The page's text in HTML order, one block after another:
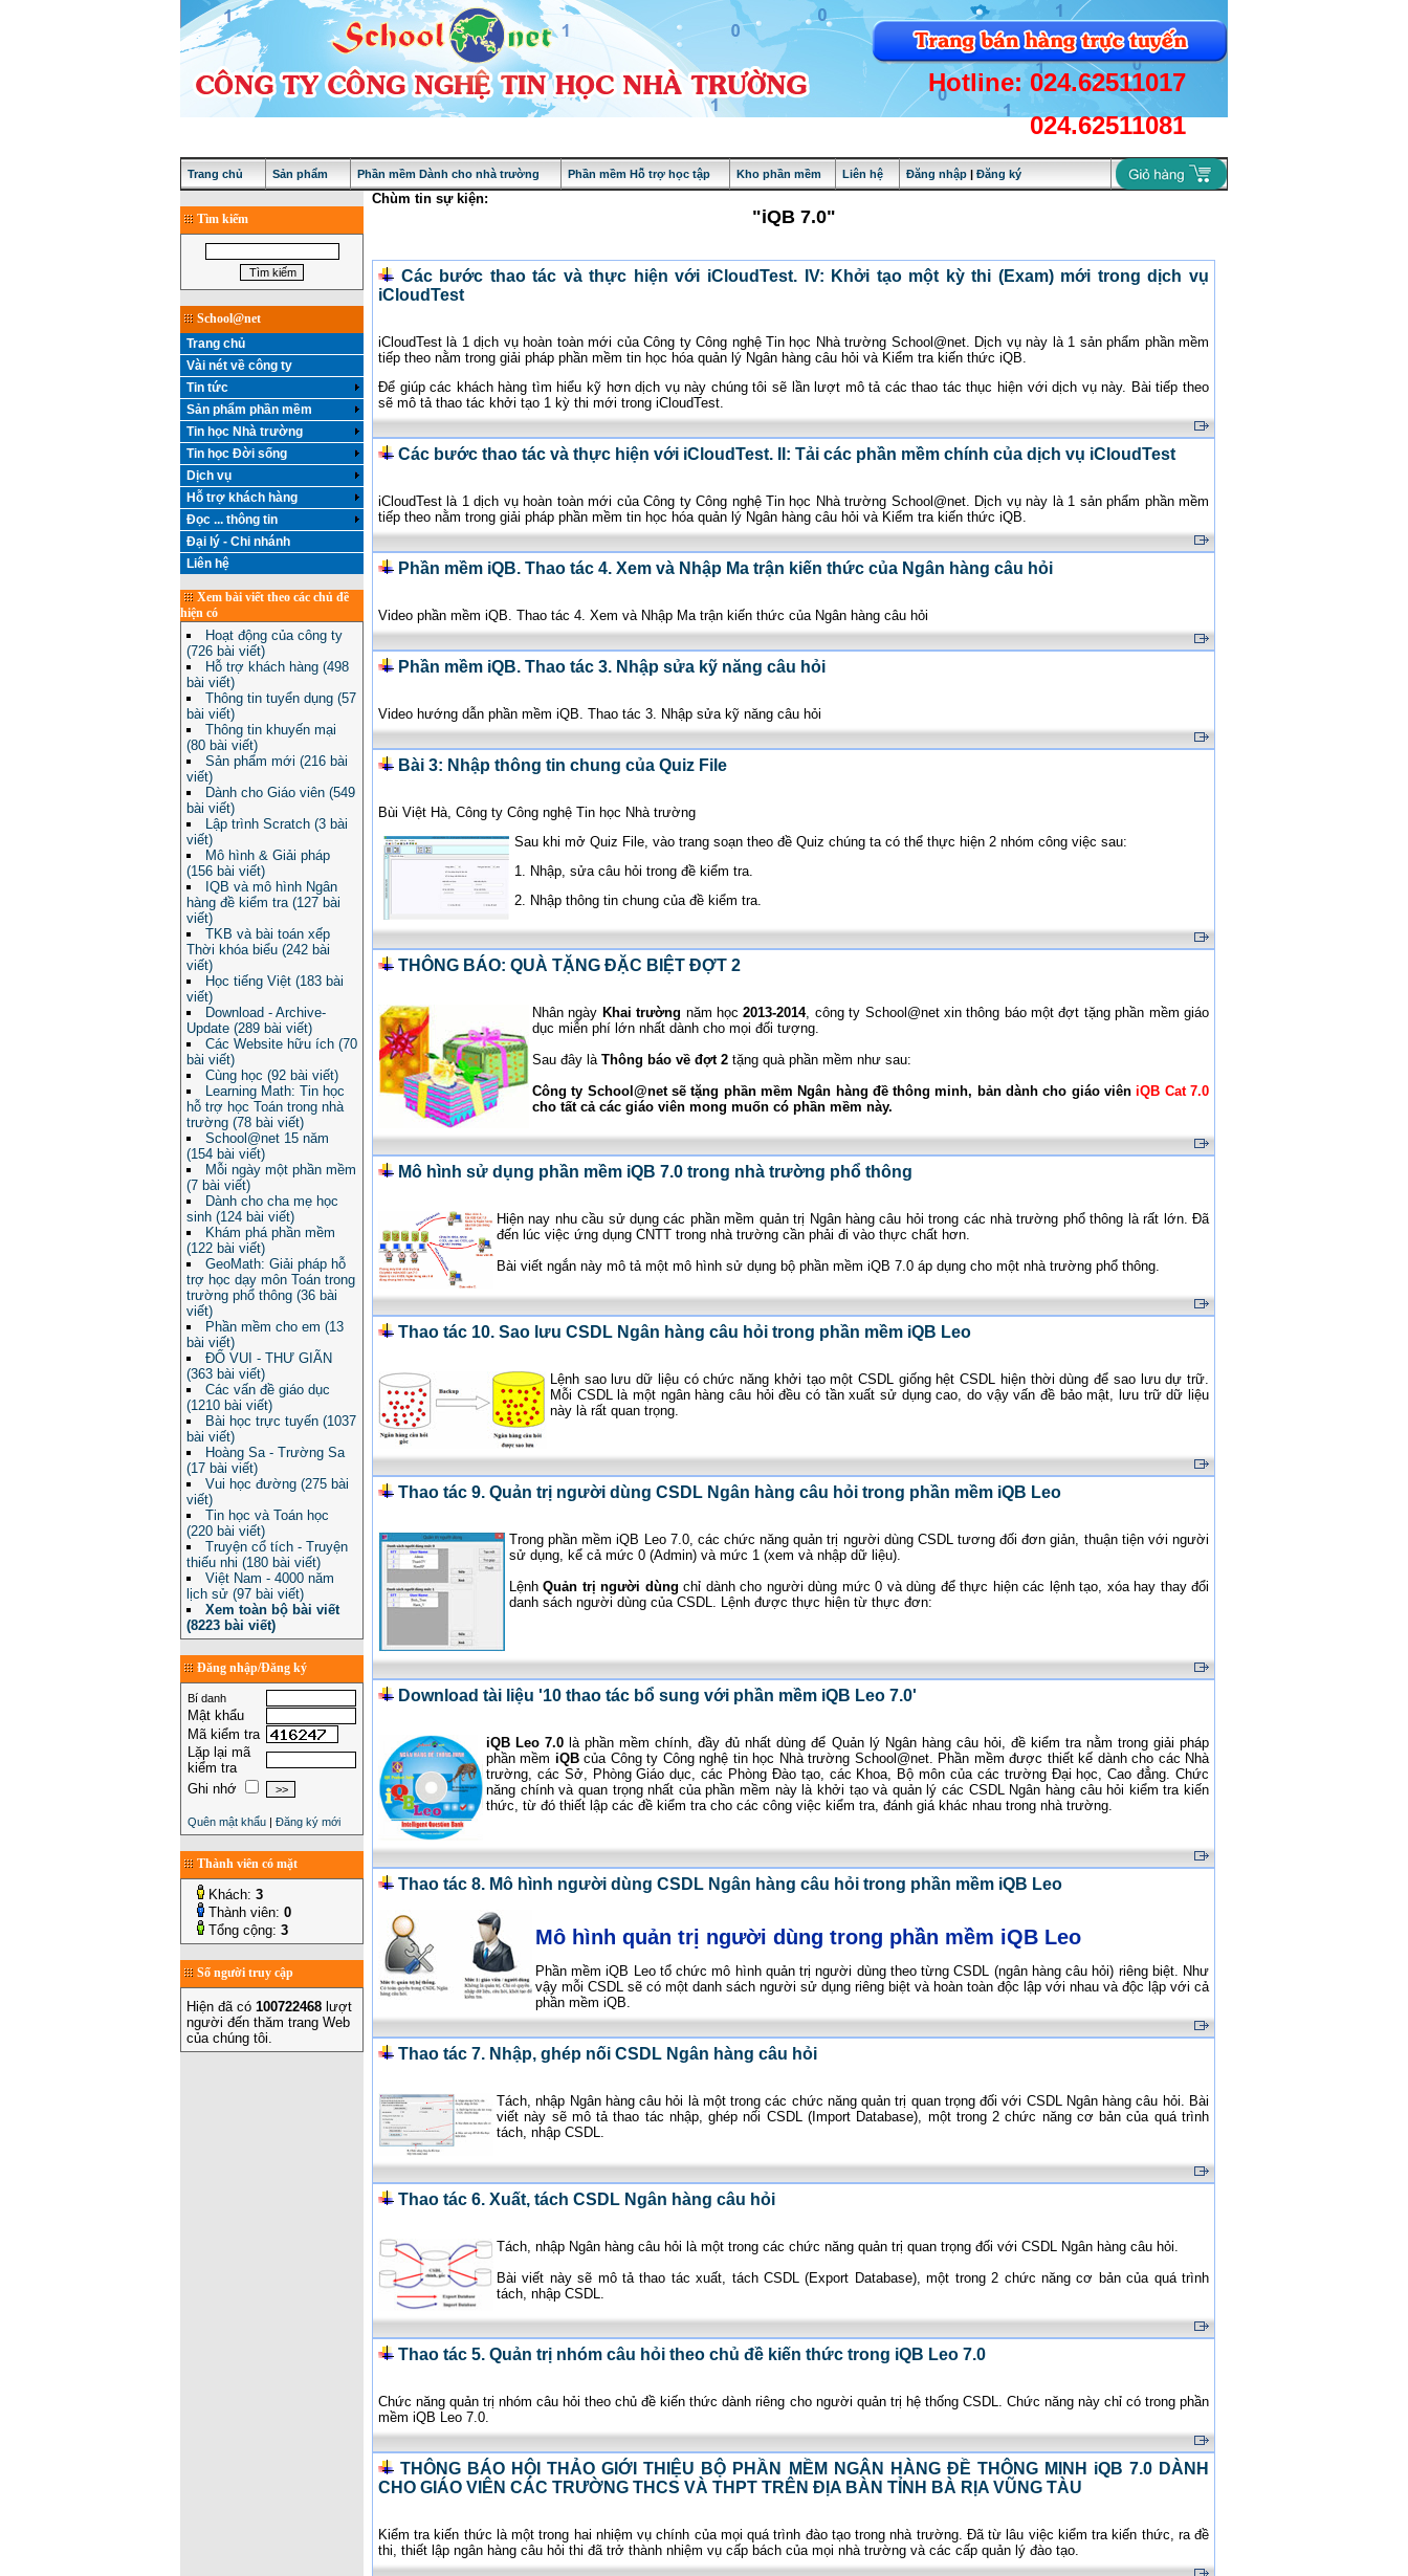
Hotline: 024.62511017
024.62511081
Trang chủ Sản phẩm Phần mềm Dành cho nhà trường Phần mềm Hỗ trợ học tập Kho phần mềm Liên hệ Đăng nhập | Đăng ký
Tìm kiếm
School@net
Trang chủ
Vài nét về công ty
Tin tức
Sản phẩm phần mềm
Tin học Nhà trường
Tin học Đời sống
Dịch vụ
Hỗ trợ khách hàng
Đọc ... thông tin
Đại lý - Chi nhánh
Liên hệ
Xem bài viết theo các chủ đề
hiện có
Hoạt động của công ty
(726 bài viết)
Hỗ trợ khách hàng (498
bài viết)
Thông tin tuyển dụng (57
bài viết)
Thông tin khuyến mại
(80 bài viết)
Sản phẩm mới (216 bài
viết)
Dành cho Giáo viên (549
bài viết)
Lập trình Scratch (3 bài
viết)
Mô hình & Giải pháp
(156 bài viết)
IQB và mô hình Ngân
hàng đề kiểm tra (127 bài
viết)
TKB và bài toán xếp
Thời khóa biểu (242 bài
viết)
Học tiếng Việt (183 bài
viết)
Download - Archive-
Update (289 bài viết)
Các Website hữu ích (70
bài viết)
Cùng học (92 bài viết)
Learning Math: Tin học
hỗ trợ học Toán trong nhà
trường (78 bài viết)
School@net 15 năm
(154 bài viết)
Mỗi ngày một phần mềm
(7 bài viết)
Dành cho cha mẹ học
sinh (124 bài viết)
Khám phá phần mềm
(122 bài viết)
GeoMath: Giải pháp hỗ
trợ học dạy môn Toán trong
trường phổ thông (36 bài
viết)
Phần mềm cho em (13
bài viết)
ĐỐ VUI - THƯ GIÃN
(363 bài viết)
Các vấn đề giáo dục
(1210 bài viết)
Bài học trực tuyến (1037
bài viết)
Hoàng Sa - Trường Sa
(17 bài viết)
Vui học đường (275 bài
viết)
Tin học và Toán học
(220 bài viết)
Truyện cổ tích - Truyện
thiếu nhi (180 bài viết)
Việt Nam - 4000 năm
lịch sử (97 bài viết)
Xem toàn bộ bài viết
(8223 bài viết)
Đăng nhập/Đăng ký
Bí danh
Mật khẩu
Mã kiểm tra
Lặp lại mã
kiểm tra
Ghi nhớ
Quên mật khẩu | Đăng ký mới
Thành viên có mặt
Khách: 3
Thành viên: 0
Tổng cộng: 3
Số người truy cập
Hiện đã có 100722468 lượt
người đến thăm trang Web
của chúng tôi.
Chùm tin sự kiện:
"iQB 7.0"
Các bước thao tác và thực hiện với iCloudTest. IV: Khởi tạo một kỳ thi (Exam) mới trong dịch vụ
iCloudTest
iCloudTest là 1 dịch vụ hoàn toàn mới của Công ty Công nghệ Tin học Nhà trường School@net. Dịch vụ này là 1 sản phẩm phần mềm
tiếp theo nằm trong giải pháp phần mềm tin học hóa quản lý Ngân hàng câu hỏi và Kiểm tra kiến thức iQB.
Để giúp các khách hàng tìm hiểu kỹ hơn dịch vụ này chúng tôi sẽ lần lượt mô tả các thao tác thục hiện với dịch vụ này. Bài tiếp theo
sẽ mô tả thao tác khởi tạo 1 kỳ thi mới trong iCloudTest.
Các bước thao tác và thực hiện với iCloudTest. II: Tải các phần mềm chính của dịch vụ iCloudTest
iCloudTest là 1 dịch vụ hoàn toàn mới của Công ty Công nghệ Tin học Nhà trường School@net. Dịch vụ này là 1 sản phẩm phần mềm
tiếp theo nằm trong giải pháp phần mềm tin học hóa quản lý Ngân hàng câu hỏi và Kiểm tra kiến thức iQB.
Phần mềm iQB. Thao tác 4. Xem và Nhập Ma trận kiến thức của Ngân hàng câu hỏi
Video phần mềm iQB. Thao tác 4. Xem và Nhập Ma trận kiến thức của Ngân hàng câu hỏi
Phần mềm iQB. Thao tác 3. Nhập sửa kỹ năng câu hỏi
Video hướng dẫn phần mềm iQB. Thao tác 3. Nhập sửa kỹ năng câu hỏi
Bài 3: Nhập thông tin chung của Quiz File
Bùi Việt Hà, Công ty Công nghệ Tin học Nhà trường
Sau khi mở Quiz File, vào trang soạn theo đề Quiz chúng ta có thể thực hiện 2 nhóm công việc sau:
1. Nhập, sửa câu hỏi trong đề kiểm tra.
2. Nhập thông tin chung của đề kiểm tra.
THÔNG BÁO: QUÀ TẶNG ĐẶC BIỆT ĐỢT 2
Nhân ngày Khai trường năm học2013-2014, công ty School@net xin thông báo một đợt tặng phần mềm giáo
dục miễn phí lớn nhất dành cho mọi đối tượng.
Sau đây là Thông báo về đợt 2 tặng quà phần mềm như sau:
Công ty School@net sẽ tặng phần mềm Ngân hàng đề thông minh, bản dành cho giáo viêniQB Cat 7.0
cho tất cả các giáo viên mong muốn có phần mềm này.
Mô hình sử dụng phần mềm iQB 7.0 trong nhà trường phổ thông
Hiện nay nhu cầu sử dụng các phần mềm quản trị Ngân hàng câu hỏi trong các nhà trường phổ thông là rất lớn. Đã
đến lúc việc ứng dụng CNTT trong nhà trường cần phải đi vào thực chất hơn.
Bài viết ngắn này mô tả một mô hình sử dụng bộ phần mềm iQB 7.0 áp dụng cho một nhà trường phổ thông.
Thao tác 10. Sao lưu CSDL Ngân hàng câu hỏi trong phần mềm iQB Leo
Lệnh sao lưu dữ liệu có chức năng khởi tạo một CSDL giống hệt CSDL hiện thời dùng để sao lưu dự trữ.
Mỗi CSDL là một ngân hàng câu hỏi đều có tần xuất sử dụng cao, do vậy vấn đề bảo mật, lưu trữ dữ liệu
này là rất quan trọng.
Thao tác 9. Quản trị người dùng CSDL Ngân hàng câu hỏi trong phần mềm iQB Leo
Trong phần mềm iQB Leo 7.0, các chức năng quản trị người dùng CSDL tương đối đơn giản, thuận tiện với người
sử dụng, kể cả mức 0 (Admin) và mức 1 (xem và nhập dữ liệu).
LệnhQuản trị người dùng chỉ dành cho người dùng mức 0 và dùng để thực hiện các lệnh tạo, xóa hay thay đổi
danh sách người dùng của CSDL. Lệnh được thực hiện từ thực đơn:
Download tài liệu '10 thao tác bổ sung với phần mềm iQB Leo 7.0'
iQB Leo 7.0 là phần mềm chính, đầy đủ nhất dùng để Quản lý Ngân hàng câu hỏi, đề kiểm tra nằm trong giải pháp
phần mềm iQBcủa Công ty Công nghệ tin học Nhà trường School@net. Phần mềm được thiết kế dành cho các Nhà
trường, các Sở, Phòng Giáo dục, các Phòng Đào tạo, các Khoa, Bộ môn của các trường Đại học, Cao đẳng. Chức
năng chính và quan trọng nhất của phần mềm này là khởi tạo và quản lý các CSDL Ngân hàng câu hỏi kiểm tra kiến
thức, từ đó thiết lập các đề kiểm tra cho các công việc kiểm tra, đánh giá khác nhau trong nhà trường.
Thao tác 8. Mô hình người dùng CSDL Ngân hàng câu hỏi trong phần mềm iQB Leo
Mô hình quản trị người dùng trong phần mềm iQB Leo
Phần mềm iQB Leo tổ chức mô hình quản trị người dùng theo từng CSDL (ngân hàng câu hỏi) riêng biệt. Như
vậy mỗi CSDL sẽ có một danh sách người sử dụng riêng biệt và hoàn toàn độc lập với nhau và độc lập với cả
phần mềm iQB.
Thao tác 7. Nhập, ghép nối CSDL Ngân hàng câu hỏi
Tách, nhập Ngân hàng câu hỏi là một trong các chức năng quản trị quan trọng đối với CSDL Ngân hàng câu hỏi. Bài
viết này sẽ mô tả thao tác nhập, ghép nối CSDL (Import Database), một trong 2 chức năng cơ bản của quá trình
tách, nhập CSDL.
Thao tác 6. Xuất, tách CSDL Ngân hàng câu hỏi
Tách, nhập Ngân hàng câu hỏi là một trong các chức năng quản trị quan trọng đối với CSDL Ngân hàng câu hỏi.
Bài viết này sẽ mô tả thao tác xuất, tách CSDL (Export Database), một trong 2 chức năng cơ bản của quá trình
tách, nhập CSDL.
Thao tác 5. Quản trị nhóm câu hỏi theo chủ đề kiến thức trong iQB Leo 7.0
Chức năng quản trị nhóm câu hỏi theo chủ đề kiến thức dành riêng cho người quản trị hệ thống CSDL. Chức năng này chỉ có trong phần
mềm iQB Leo 7.0.
THÔNG BÁO HỘI THẢO GIỚI THIỆU BỘ PHẦN MỀM NGÂN HÀNG ĐỀ THÔNG MINH iQB 7.0 DÀNH
CHO GIÁO VIÊN CÁC TRƯỜNG THCS VÀ THPT TRÊN ĐỊA BÀN TỈNH BÀ RỊA VŨNG TÀU
Kiểm tra kiến thức là một trong hai nhiệm vụ chính của mọi quá trình đào tạo trong nhà trường. Đã từ lâu việc kiểm tra kiến thức, ra đề
thi, thiết lập ngân hàng câu hỏi thi đã trở thành nhiệm vụ cấp bách của mọi nhà trường và các cấp quản lý đào tạo.